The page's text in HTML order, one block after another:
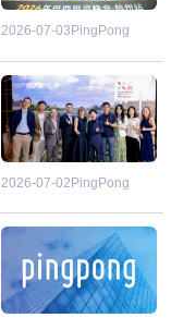
2026-07-03 PingPong
2026-07-02PingPong